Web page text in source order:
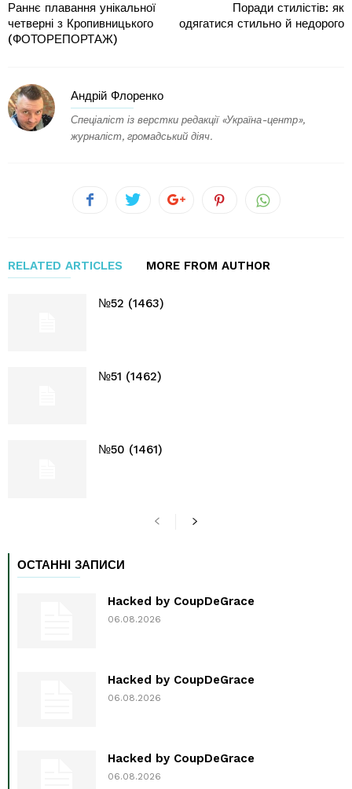
Раннє плавання унікальної
четверні з Кропивницького
(ФОТОРЕПОРТАЖ)
Поради стилістів: як
одягатися стильно й недорого
Андрій Флоренко
Спеціаліст із верстки редакції «Україна-центр»,
журналіст, громадський діяч.
RELATED ARTICLES MORE FROM AUTHOR
№52 (1463)
№51 (1462)
№50 (1461)
ОСТАННІ ЗАПИСИ
Hacked by CoupDeGrace
06.08.2026
Hacked by CoupDeGrace
06.08.2026
Hacked by CoupDeGrace
06.08.2026